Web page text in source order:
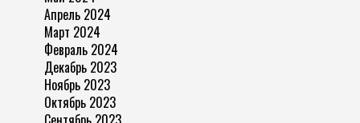
Апрель 2024
Март 2024
Февраль 2024
Декабрь 2023
Ноябрь 2023
Октябрь 2023